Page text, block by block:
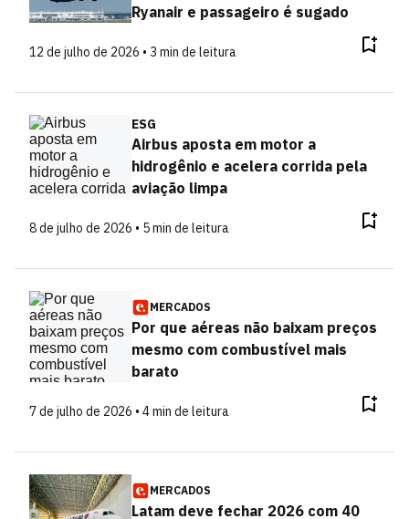
Ryanair e passageiro é sugado
12 de julho de 2026 • 3 min de leitura
ESG
Airbus aposta em motor a
hidrogênio e acelera corrida pela
aviação limpa
8 de julho de 2026 • 5 min de leitura
MERCADOS
Por que aéreas não baixam preços
mesmo com combustível mais
barato
7 de julho de 2026 • 4 min de leitura
MERCADOS
Latam deve fechar 2026 com 40